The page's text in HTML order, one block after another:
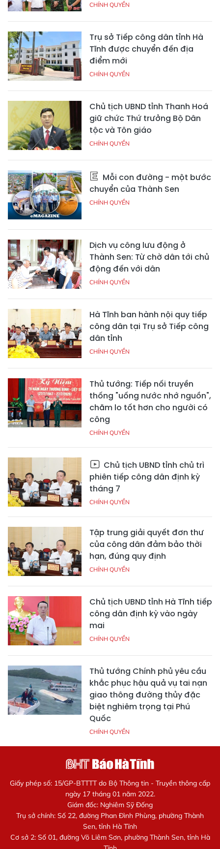
CHÍNH QUYỀN
Trụ sở Tiếp công dân tỉnh Hà
Tĩnh được chuyển đến địa
điểm mới
CHÍNH QUYỀN
Chủ tịch UBND tỉnh Thanh Hoá
giữ chức Thứ trưởng Bộ Dân
tộc và Tôn giáo
CHÍNH QUYỀN
Mỗi con đường - một bước
chuyển của Thành Sen
CHÍNH QUYỀN
Dịch vụ công lưu động ở
Thành Sen: Từ chờ dân tới chủ
động đến với dân
CHÍNH QUYỀN
Hà Tĩnh ban hành nội quy tiếp
công dân tại Trụ sở Tiếp công
dân tỉnh
CHÍNH QUYỀN
Thủ tướng: Tiếp nối truyền
thống "uống nước nhớ nguồn",
chăm lo tốt hơn cho người có
công
CHÍNH QUYỀN
Chủ tịch UBND tỉnh chủ trì
phiên tiếp công dân định kỳ
tháng 7
CHÍNH QUYỀN
Tập trung giải quyết đơn thư
của công dân đảm bảo thời
hạn, đúng quy định
CHÍNH QUYỀN
Chủ tịch UBND tỉnh Hà Tĩnh tiếp
công dân định kỳ vào ngày
mai
CHÍNH QUYỀN
Thủ tướng Chính phủ yêu cầu
khắc phục hậu quả vụ tai nạn
giao thông đường thủy đặc
biệt nghiêm trọng tại Phú
Quốc
CHÍNH QUYỀN
Giấy phép số: 15/GP-BTTTT do Bộ Thông tin - Truyền thông cấp
ngày 17 tháng 01 năm 2022.
Giám đốc: Nghiêm Sỹ Đống
Trụ sở chính: Số 22, đường Phan Đình Phùng, phường Thành
Sen, tỉnh Hà Tĩnh
Cơ sở 2: Số 01, đường Võ Liêm Sơn, phường Thành Sen, tỉnh Hà